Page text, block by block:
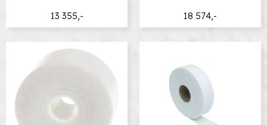
13 355,- 18 574,-